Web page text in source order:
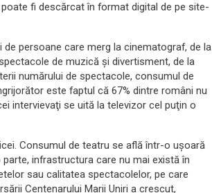
fi descărcat în format digital de pe site-
persoane care merg la cinematograf, de la
de muzică şi divertisment, de la
numărului de spectacole, consumul de
este faptul că 67% dintre români nu
intervievaţi se uită la televizor cel puţin o
Consumul de teatru se află într-o uşoară
infrastructura care nu mai există în
sau calitatea spectacolelor, pe care
Centenarului Marii Uniri a crescut,